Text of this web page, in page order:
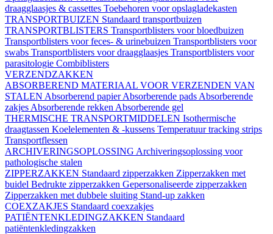
draagglaasjes & cassettes Toebehoren voor opslagladekasten
TRANSPORTBUIZEN Standaard transportbuizen
TRANSPORTBLISTERS Transportblisters voor bloedbuizen
Transportblisters voor feces- & urinebuizen Transportblisters voor
swabs Transportblisters voor draagglaasjes Transportblisters voor
parasitologie Combiblisters
VERZENDZAKKEN
ABSORBEREND MATERIAAL VOOR VERZENDEN VAN
STALEN Absorberend papierAbsorberende pads Absorberende
zakjes Absorberende rekken Absorberende gel
THERMISCHE TRANSPORTMIDDELEN Isothermische
draagtassen Koelelementen & -kussens Temperatuur tracking strips
Transportflessen
ARCHIVERINGSOPLOSSING Archiveringsoplossing voor
pathologische stalen
ZIPPERZAKKEN Standaard zipperzakken Zipperzakken met
buidel Bedrukte zipperzakken Gepersonaliseerde zipperzakken
Zipperzakken met dubbele sluiting Stand-up zakken
COEXZAKJES Standaard coexzakjes
PATIËNTENKLEDINGZAKKEN Standaard
patiëntenkledingzakken